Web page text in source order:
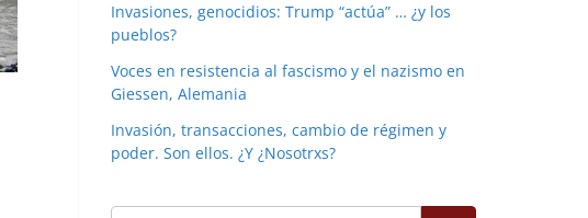
Invasiones, genocidios: Trump “actúa” … ¿y los
pueblos?
Voces en resistencia al fascismo y el nazismo en
Giessen, Alemania
Invasión, transacciones, cambio de régimen y
poder. Son ellos. ¿Y ¿Nosotrxs?